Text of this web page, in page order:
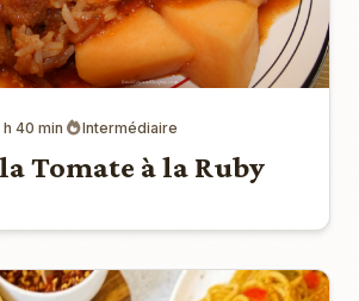
h 40 min Intermédiaire
Tomate à la Ruby